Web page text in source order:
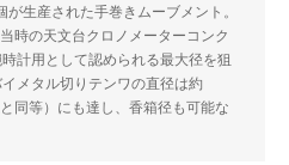
生産された手巻きムーブメント。
時の天文台クロノメーターコンク
計用として認められる最大径を狙
メタル切りテンワの直径は約
同等）にも達し、香箱径も可能な